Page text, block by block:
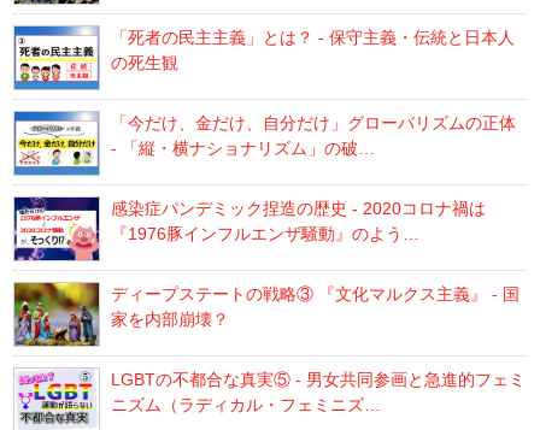
「死者の民主主義」とは？ - 保守主義・伝統と日本人
の死生観
「今だけ、金だけ、自分だけ」グローバリズムの正体
- 「縦・横ナショナリズム」の破…
感染症パンデミック捏造の歴史 - 2020コロナ禍は
『1976豚インフルエンザ騒動』のよう…
ディープステートの戦略③ 『文化マルクス主義』 - 国
家を内部崩壊？
LGBTの不都合な真実⑤ - 男女共同参画と急進的フェミ
ニズム（ラディカル・フェミニズ…